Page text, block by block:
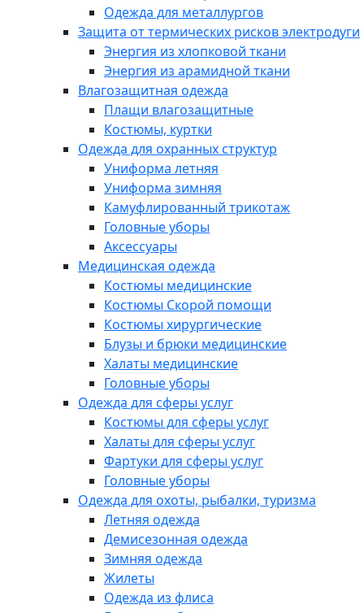
Одежда для металлургов
Защита от термических рисков электродуги
Энергия из хлопковой ткани
Энергия из арамидной ткани
Влагозащитная одежда
Плащи влагозащитные
Костюмы, куртки
Одежда для охранных структур
Униформа летняя
Униформа зимняя
Камуфлированный трикотаж
Головные уборы
Аксессуары
Медицинская одежда
Костюмы медицинские
Костюмы Скорой помощи
Костюмы хирургические
Блузы и брюки медицинские
Халаты медицинские
Головные уборы
Одежда для сферы услуг
Костюмы для сферы услуг
Халаты для сферы услуг
Фартуки для сферы услуг
Головные уборы
Одежда для охоты, рыбалки, туризма
Летняя одежда
Демисезонная одежда
Зимняя одежда
Жилеты
Одежда из флиса